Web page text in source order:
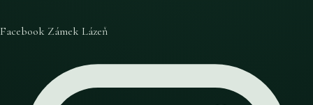
Facebook Zámek Lázeň